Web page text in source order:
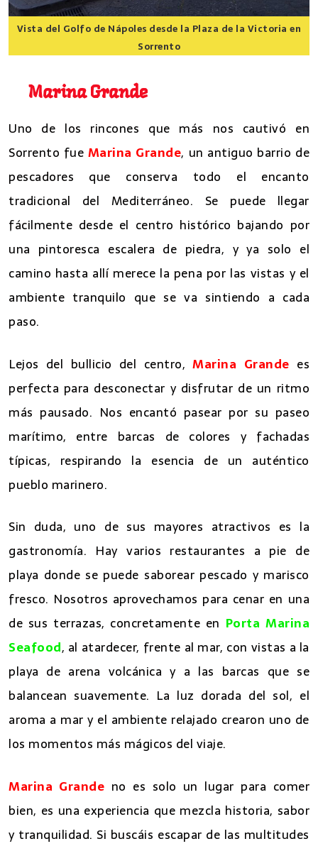
Vista del Golfo de Nápoles desde la Plaza de la Victoria en
Sorrento
Marina Grande
Uno de los rincones que más nos cautivó en
Sorrento fue Marina Grande, un antiguo barrio de
pescadores que conserva todo el encanto
tradicional del Mediterráneo. Se puede llegar
fácilmente desde el centro histórico bajando por
una pintoresca escalera de piedra, y ya solo el
camino hasta allí merece la pena por las vistas y el
ambiente tranquilo que se va sintiendo a cada
paso.
Lejos del bullicio del centro,Marina Grande es
perfecta para desconectar y disfrutar de un ritmo
más pausado. Nos encantó pasear por su paseo
marítimo, entre barcas de colores y fachadas
típicas, respirando la esencia de un auténtico
pueblo marinero.
Sin duda, uno de sus mayores atractivos es la
gastronomía. Hay varios restaurantes a pie de
playa donde se puede saborear pescado y marisco
fresco. Nosotros aprovechamos para cenar en una
de sus terrazas, concretamente en Porta Marina
Seafood, al atardecer, frente al mar, con vistas a la
playa de arena volcánica y a las barcas que se
balancean suavemente. La luz dorada del sol, el
aroma a mar y el ambiente relajado crearon uno de
los momentos más mágicos del viaje.
Marina Grande no es solo un lugar para comer
bien, es una experiencia que mezcla historia, sabor
y tranquilidad. Si buscáis escapar de las multitudes